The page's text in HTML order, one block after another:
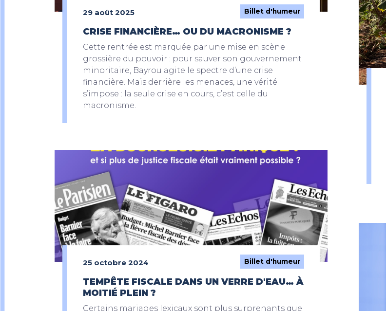
29 août 2025 Billet d'humeur
CRISE FINANCIÈRE… OU DU MACRONISME ?
Cette rentrée est marquée par une mise en scène
grossière du pouvoir : pour sauver son gouvernement
minoritaire, Bayrou agite le spectre d’une crise
financière. Mais derrière les menaces, une vérité
s’impose : la seule crise en cours, c’est celle du
macronisme.
25 octobre 2024 Billet d'humeur
TEMPÊTE FISCALE DANS UN VERRE D'EAU… À
MOITIÉ PLEIN ?
Certains mariages lexicaux sont plus surprenants que